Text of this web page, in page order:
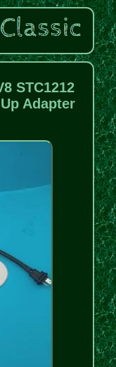
STC1212
Adapter